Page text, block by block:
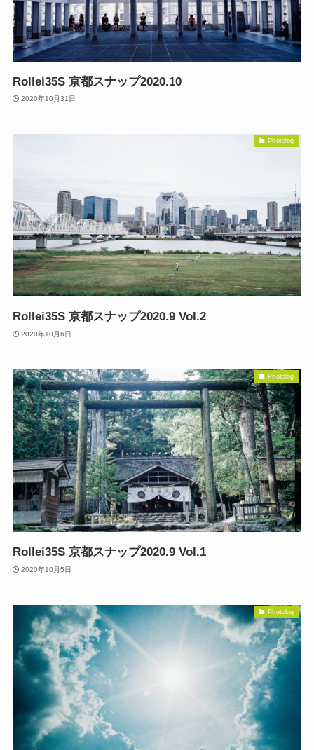
Rollei35S 京都スナップ2020.10
2020年10月31日
Photolog
Rollei35S 京都スナップ2020.9 Vol.2
2020年10月6日
Photolog
Rollei35S 京都スナップ2020.9 Vol.1
2020年10月5日
Photolog